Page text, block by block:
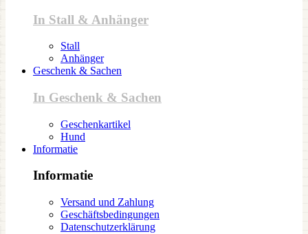
In Stall & Anhänger
Stall
Anhänger
Geschenk & Sachen
In Geschenk & Sachen
Geschenkartikel
Hund
Informatie
Informatie
Versand und Zahlung
Geschäftsbedingungen
Datenschutzerklärung